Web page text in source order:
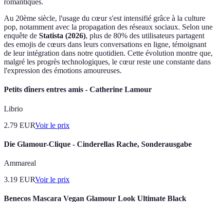
romantiques.
Au 20ème siècle, l'usage du cœur s'est intensifié grâce à la culture
pop, notamment avec la propagation des réseaux sociaux. Selon une
enquête de Statista (2026), plus de 80% des utilisateurs partagent
des emojis de cœurs dans leurs conversations en ligne, témoignant
de leur intégration dans notre quotidien. Cette évolution montre que,
malgré les progrès technologiques, le cœur reste une constante dans
l'expression des émotions amoureuses.
Petits dîners entres amis - Catherine Lamour
Librio
2.79 EURVoir le prix
Die Glamour-Clique - Cinderellas Rache, Sonderausgabe
Ammareal
3.19 EURVoir le prix
Benecos Mascara Vegan Glamour Look Ultimate Black